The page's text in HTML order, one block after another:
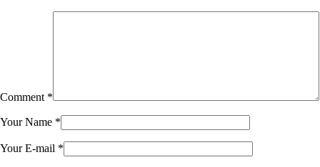
Comment *
Your Name *
Your E-mail *